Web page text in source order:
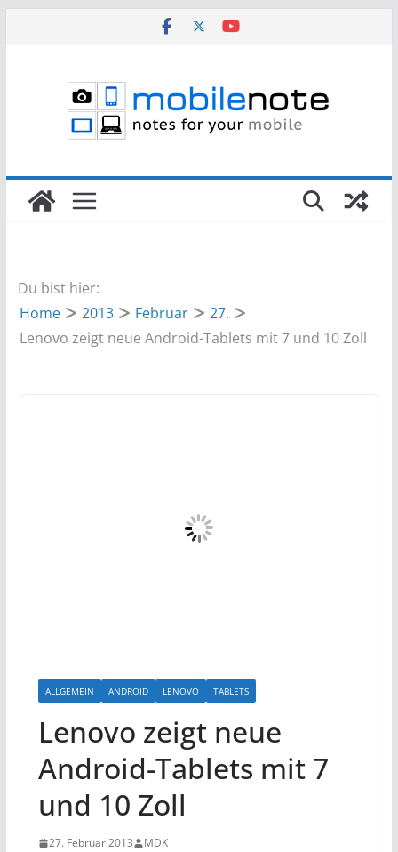
Du bist hier:
Home
2013 Februar
27.
Lenovo zeigt neue Android-Tablets mit 7 und 10 Zoll
ALLGEMEIN ANDROID LENOVO TABLETS
Lenovo zeigt neue
Android-Tablets mit 7
und 10 Zoll
27. Februar 2013 MDK